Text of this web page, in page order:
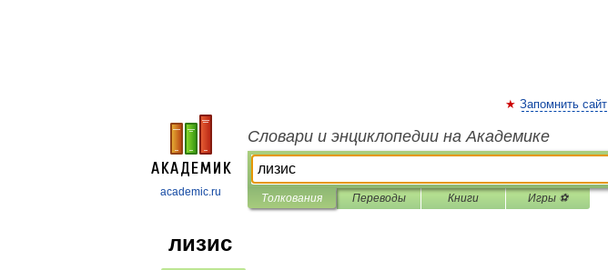
academic.ru
Запомнить сайт
Словари и энциклопедии на Академике
Толкования Переводы Книги Игры ⚽
лизис